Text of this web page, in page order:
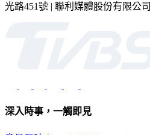
光路451號 | 聯利媒體股份有限公司
深入時事，一觸即見